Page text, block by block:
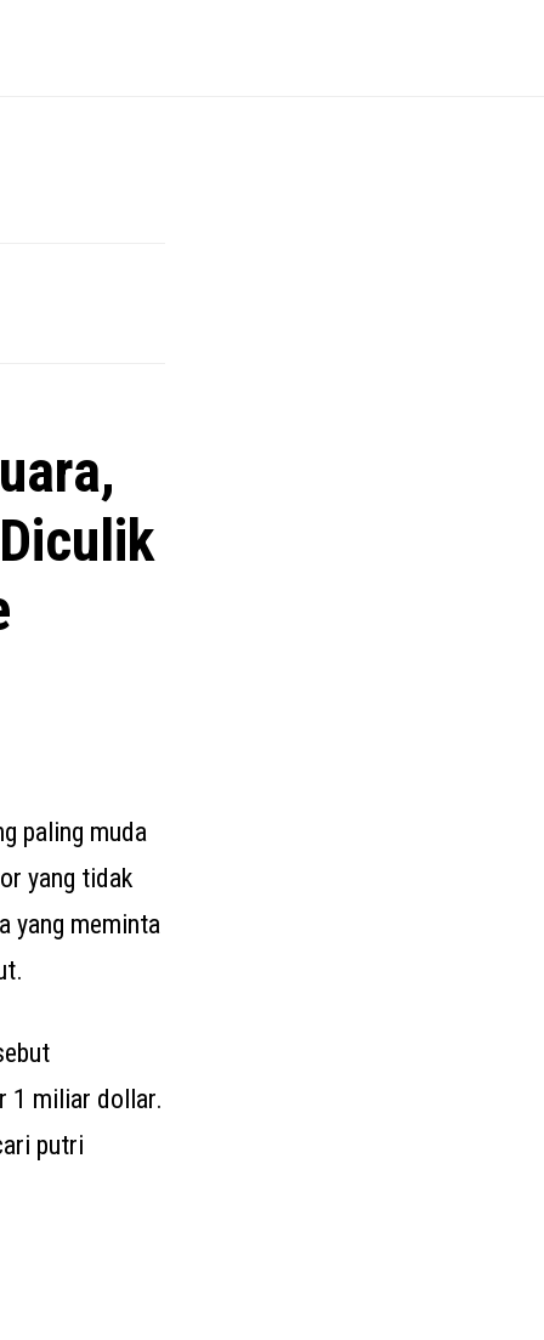
paling muda
yang tidak
yang meminta
1 miliar dollar.
putri